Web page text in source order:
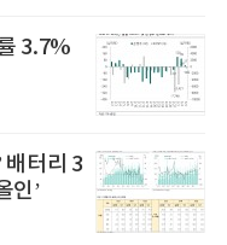
3.7%
배터리 3
인’